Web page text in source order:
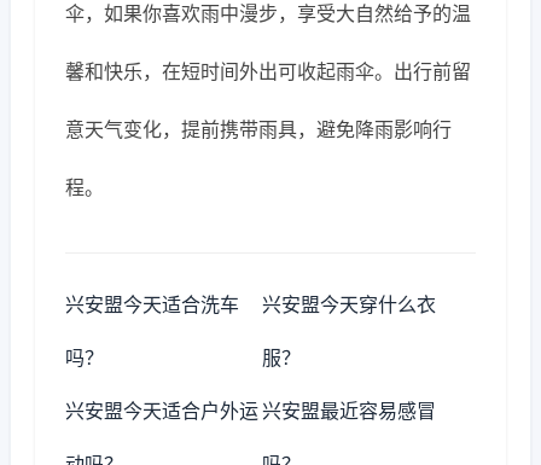
伞，如果你喜欢雨中漫步，享受大自然给予的温
馨和快乐，在短时间外出可收起雨伞。出行前留
意天气变化，提前携带雨具，避免降雨影响行
程。
兴安盟今天适合洗车
吗？
兴安盟今天穿什么衣
服？
兴安盟今天适合户外运兴安盟最近容易感冒